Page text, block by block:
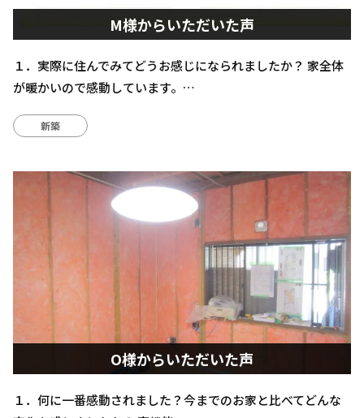
M様からいただいた声
１．実際に住んでみてどうお感じになられましたか？ 家全体
が暖かいので感動しています。…
新築
O様からいただいた声
１．何に一番感動されました？今までのお家と比べてどんな